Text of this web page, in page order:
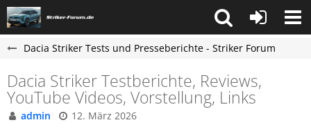
Dacia Striker Tests und Presseberichte - Striker Forum
Dacia Striker Testberichte, Reviews,
YouTube Videos, Vorstellung, Links
admin 12. März 2026